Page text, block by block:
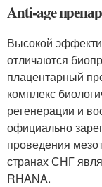
Anti-age
Высокой
отличаются
плацентарный
комплекс
регенерации и
официально
проведения
странах СНГ
RHANA.